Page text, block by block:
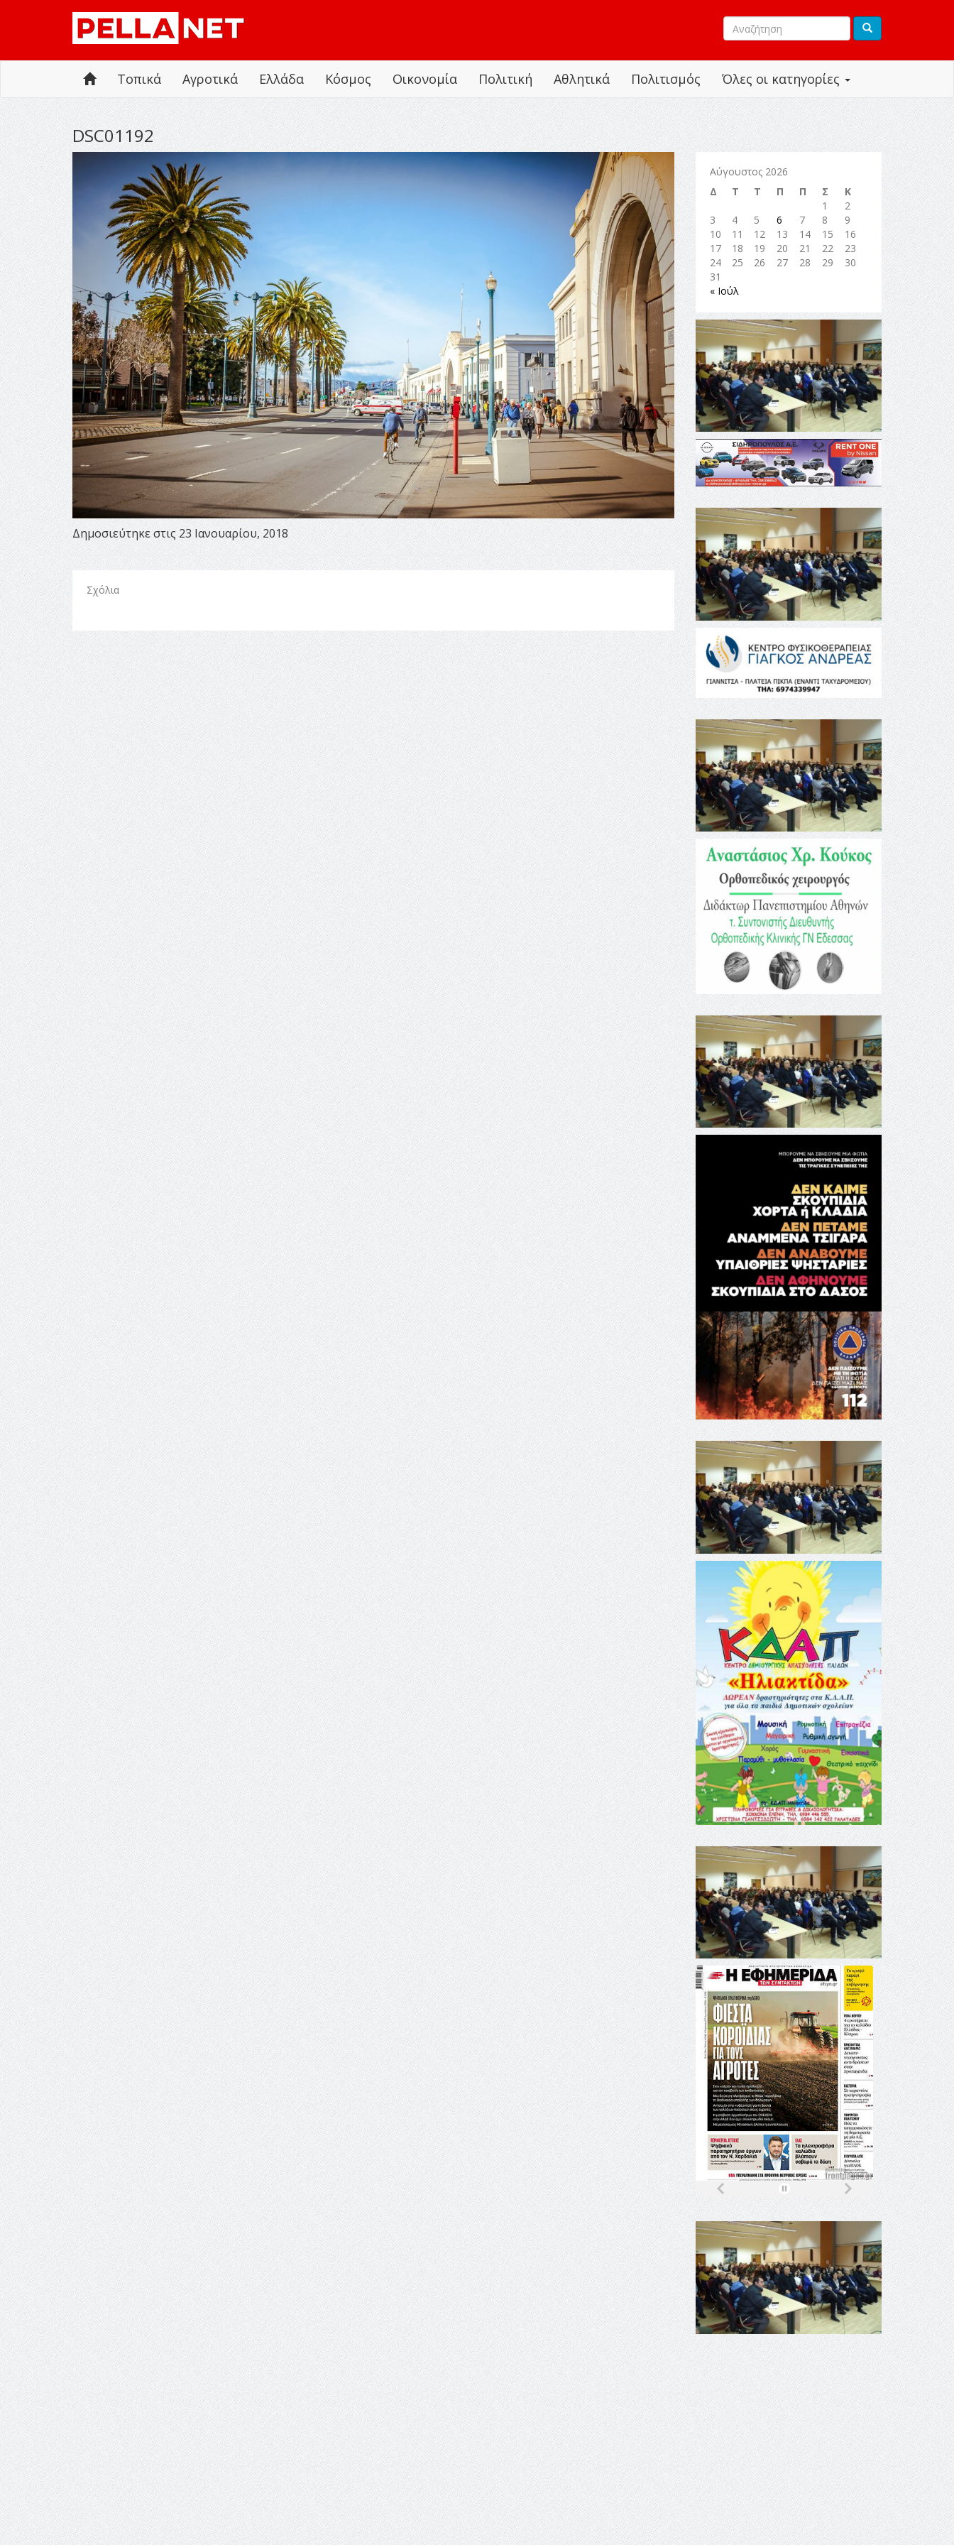
Όλες οι κατηγορίες
Τοπικά Αγροτικά Ελλάδα Κόσμος Οικονομία Πολιτική Αθλητικά Πολιτισμός
DSC01192
Δημοσιεύτηκε στις 23 Ιανουαρίου, 2018
Σχόλια
Αύγουστος 2026
Δ
Τ Τ Π Π Σ
Κ
1
2
3
4 5 6 7 8
9
10
11 12 13 14 15
16
17
18 19 20 21 22
23
24
25 26 27 28 29
30
31
« Ιούλ